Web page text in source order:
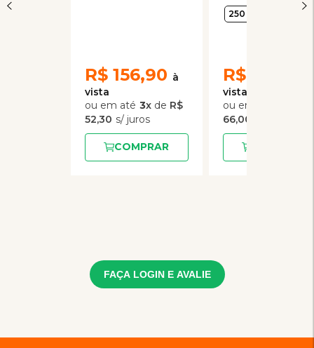
R$ 156,90
3x de R$
52,30
COMPRAR
Virbac
Phisioderm
250 mL
R$
66,00
FAÇA LOGIN E AVALIE